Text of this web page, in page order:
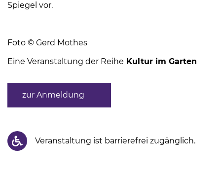
Spiegel vor.
Foto © Gerd Mothes
Eine Veranstaltung der Reihe Kultur im Garten
zur Anmeldung
Veranstaltung ist barrierefrei zugänglich.